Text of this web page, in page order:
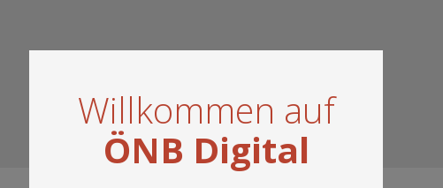
Willkommen auf
ÖNB Digital